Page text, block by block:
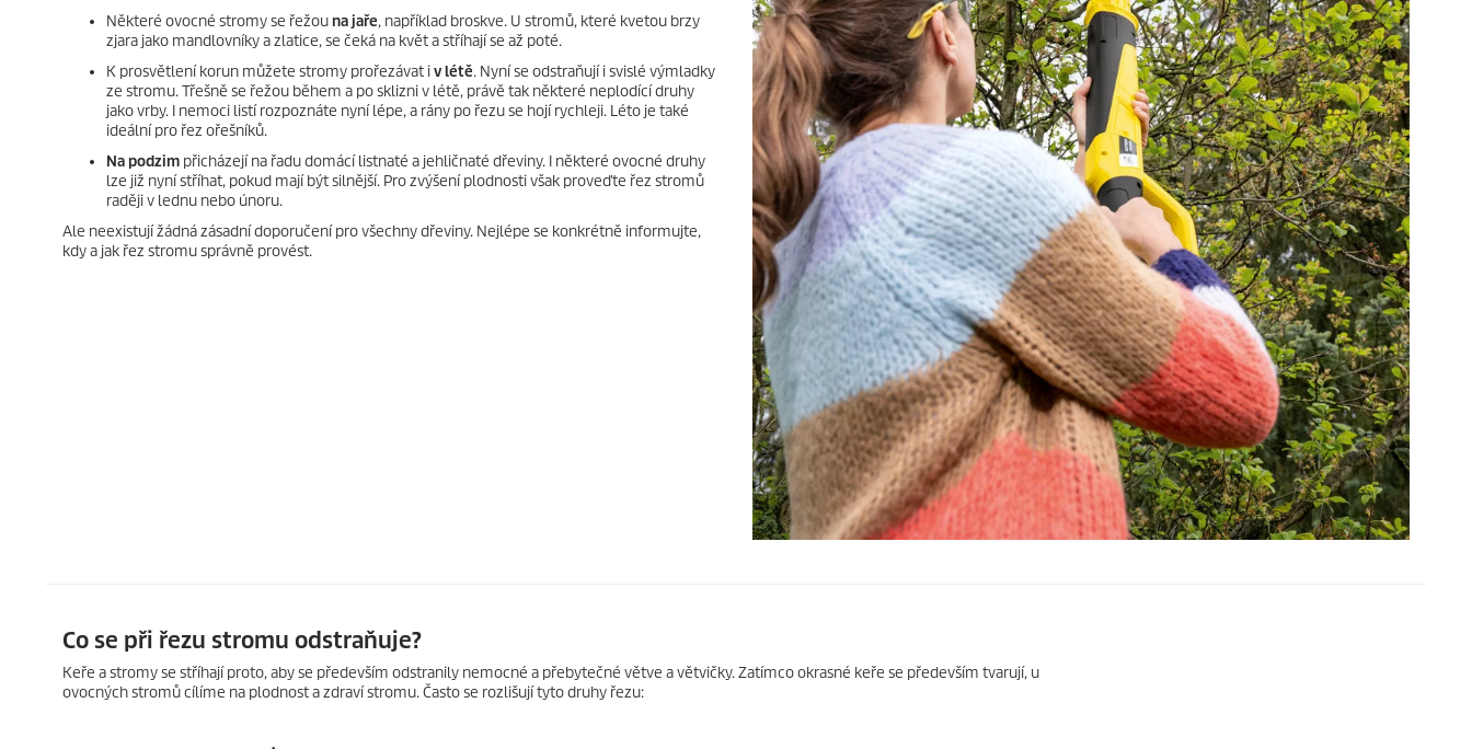
Některé ovocné stromy se řežouna jaře, například broskve. U stromů, které kvetou brzy
zjara jako mandlovníky a zlatice, se čeká na květ a stříhají se až poté.
K prosvětlení korun můžete stromy prořezávat iv létě. Nyní se odstraňují i svislé výmladky
ze stromu. Třešně se řežou během a po sklizni v létě, právě tak některé neplodící druhy
jako vrby. I nemoci listí rozpoznáte nyní lépe, a rány po řezu se hojí rychleji. Léto je také
ideální pro řez ořešníků.
Na podzim přicházejí na řadu domácí listnaté a jehličnaté dřeviny. I některé ovocné druhy
lze již nyní stříhat, pokud mají být silnější. Pro zvýšení plodnosti však proveďte řez stromů
raději v lednu nebo únoru.
Ale neexistují žádná zásadní doporučení pro všechny dřeviny. Nejlépe se konkrétně informujte,
kdy a jak řez stromu správně provést.
Co se při řezu stromu odstraňuje?
Keře a stromy se stříhají proto, aby se především odstranily nemocné a přebytečné větve a větvičky. Zatímco okrasné keře se především tvarují, u
ovocných stromů cílíme na plodnost a zdraví stromu. Často se rozlišují tyto druhy řezu: